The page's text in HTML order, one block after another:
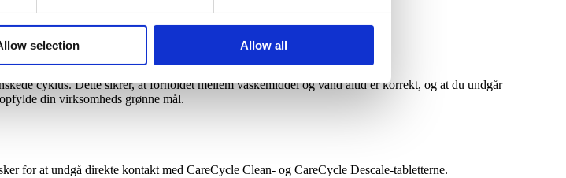
selection Allow all
cyklus. Dette sikrer, at forholdet mellem vaskemiddel og vand altid er korrekt, og at du undgår
din virksomheds grønne mål.
for at undgå direkte kontakt med CareCycle Clean- og CareCycle Descale-tabletterne.